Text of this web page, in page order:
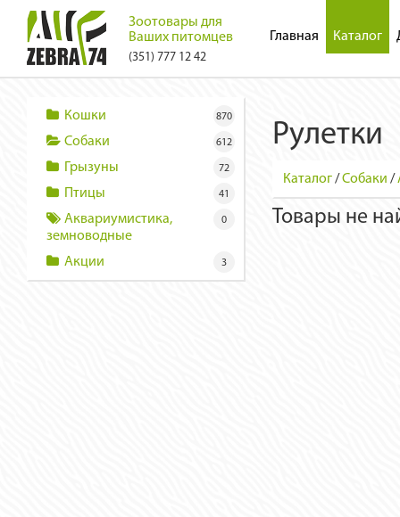
Зоотовары для
Ваших питомцев
(351) 777 12 42
Главная Каталог
Кошки 870
Собаки 612
Грызуны 72
Птицы 41
Аквариумистика,
земноводные
0
Акции 3
Рулетки
Каталог/Собаки /
Товары не